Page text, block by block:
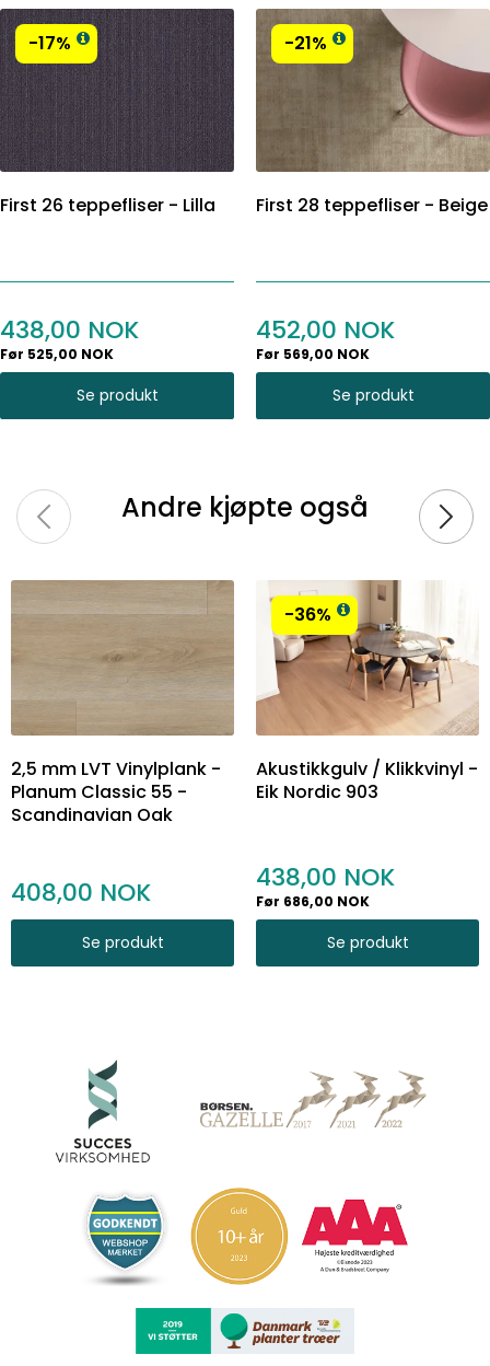
-17%
First 26 teppefliser - Lilla
438,00
Før 525,00 NOK
Se produkt
-21%
First 28 teppefliser - Beige
452,00
Før 569,00 NOK
Se produkt
Andre kjøpte også
2,5 mm LVT Vinylplank -
Planum Classic 55 -
Scandinavian Oak
408,00
Se produkt
-36%
Akustikkgulv / Klikkvinyl -
Eik Nordic 903
438,00
Før 686,00 NOK
Se produkt